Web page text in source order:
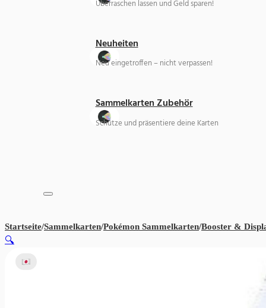
Überraschen lassen und Geld sparen!
Neuheiten
Neu eingetroffen – nicht verpassen!
Sammelkarten Zubehör
Schütze und präsentiere deine Karten
Startseite/Sammelkarten/Pokémon Sammelkarten/Booster &
🔍